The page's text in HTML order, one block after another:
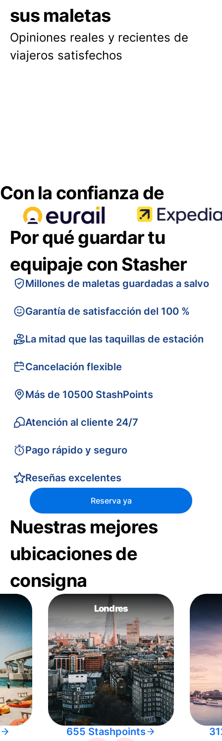
sus maletas
Opiniones reales y recientes de
viajeros satisfechos
Con la confianza de
Por qué guardar tu
equipaje con Stasher
Millones de maletas guardadas a salvo
Garantía de satisfacción del 100 %
La mitad que las taquillas de estación
Cancelación flexible
Más de 10500 StashPoints
Atención al cliente 24/7
Pago rápido y seguro
Reseñas excelentes
Reserva ya
Nuestras mejores
ubicaciones de
consigna
Londres
655 Stashpoints